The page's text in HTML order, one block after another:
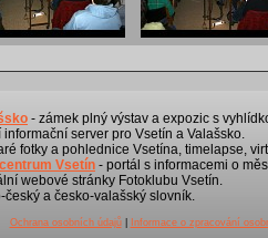
- zámek plný výstav a expozic s
server pro Vsetín a Valašsko.
fotky a pohlednice Vsetína, timelapse,
Vsetín - portál s informacemi o
webové stránky Fotoklubu Vsetín.
český a česko-valašský slovník.
Ochrana osobních údajů| Informace o zpracování